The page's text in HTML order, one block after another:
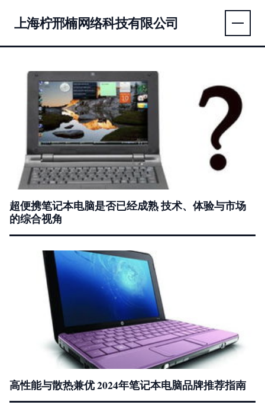
上海柠邢楠网络科技有限公司
超便携笔记本电脑是否已经成熟 技术、体验与市场
的综合视角
高性能与散热兼优 2024年笔记本电脑品牌推荐指南